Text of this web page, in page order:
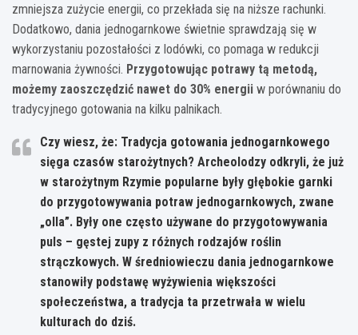
zmniejsza zużycie energii, co przekłada się na niższe rachunki.
Dodatkowo, dania jednogarnkowe świetnie sprawdzają się w
wykorzystaniu pozostałości z lodówki, co pomaga w redukcji
marnowania żywności. Przygotowując potrawy tą metodą,
możemy zaoszczędzić nawet do 30% energii w porównaniu do
tradycyjnego gotowania na kilku palnikach.
Czy wiesz, że: Tradycja gotowania jednogarnkowego
sięga czasów starożytnych? Archeolodzy odkryli, że już
w starożytnym Rzymie popularne były głębokie garnki
do przygotowywania potraw jednogarnkowych, zwane
„olla”. Były one często używane do przygotowywania
puls – gęstej zupy z różnych rodzajów roślin
strączkowych. W średniowieczu dania jednogarnkowe
stanowiły podstawę wyżywienia większości
społeczeństwa, a tradycja ta przetrwała w wielu
kulturach do dziś.